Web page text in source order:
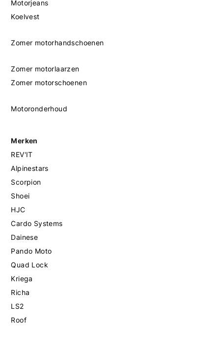
Motorjeans
Koelvest
Zomer motorhandschoenen
Zomer motorlaarzen
Zomer motorschoenen
Motoronderhoud
Merken
REV'IT
Alpinestars
Scorpion
Shoei
HJC
Cardo Systems
Dainese
Pando Moto
Quad Lock
Kriega
Richa
LS2
Roof